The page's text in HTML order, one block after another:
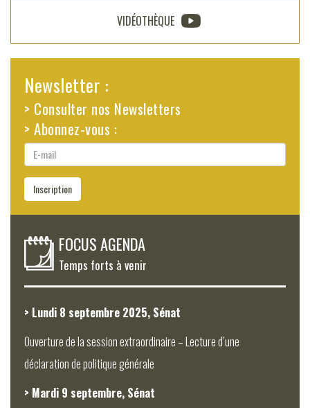
VIDÉOTHÈQUE
Newsletter :
> Consulter nos Newsletters
> Abonnez-vous :
E-
mail
Inscription
FOCUS AGENDA
Temps forts à venir
> Lundi 8 septembre 2025, Sénat
Ouverture de la session extraordinaire – Lecture d’une
déclaration de politique générale
> Mardi 9 septembre, Sénat